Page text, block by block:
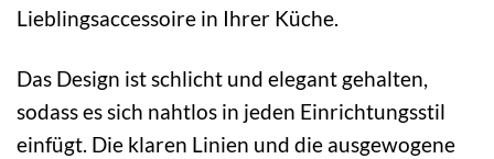
Lieblingsaccessoire in Ihrer Küche.
Das Design ist schlicht und elegant gehalten,
sodass es sich nahtlos in jeden Einrichtungsstil
einfügt. Die klaren Linien und die ausgewogene